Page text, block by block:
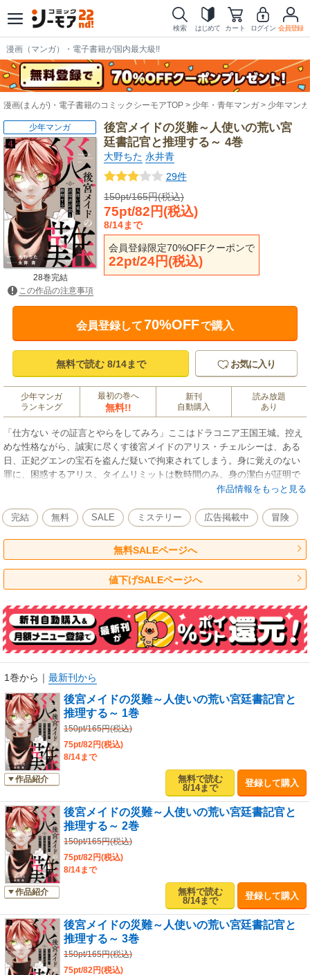
検索 はじめて カート ログイン 会員登録
漫画（マンガ）・電子書籍が国内最大級!!
漫画(まんが)・電子書籍のコミックシーモアTOP 少年・青年マンガ 少年マンガ
後宮メイドの災難～人使いの荒い宮
廷書記官と推理する～ 4巻
大野ちた 永井青
29件
150pt/165円(税込)
75pt/82円(税込)
8/14まで
会員登録限定70%OFFクーポンで
22pt/24円(税込)
少年マンガ
28巻完結
この作品の注意事項
会員登録して70%OFFで購入
無料で読む 8/14まで お気に入り
少年マンガ
ランキング
最初の巻へ
無料!!
新刊
自動購入
読み放題
あり
「仕方ない その証言とやらをしてみろ」ここはドラコニア王国王城。控え
めな性格ながら、誠実に尽くす後宮メイドのアリス・チェルシーは、ある
日、正妃グエンの宝石を盗んだ疑いで拘束されてしまう。身に覚えのない
罪に、困惑するアリス。タイムリミットは数時間のみ。身の潔白が証明で
きなければ、すぐさま処刑されてしまう絶対絶命のピンチの中、突如、謎
の記憶…。刑事時代の捜査力を活かし、自らに濡れ衣を着せた犯人を見つ
けるため、彼女は真相の糸をたぐり始める。――さあ、無実の証明をはじ
めよう。
作品情報をもっと見る
完結 無料 SALE ミステリー 広告掲載中 冒険
無料SALEページへ
値下げSALEページへ
1巻から ｜ 最新刊から
作品紹介
後宮メイドの災難～人使いの荒い宮廷書記官と
推理する～ 1巻
150pt/165円(税込)
75pt/82円(税込)
8/14まで
無料で読む
8/14まで
登録して購入
作品紹介
後宮メイドの災難～人使いの荒い宮廷書記官と
推理する～ 2巻
150pt/165円(税込)
75pt/82円(税込)
8/14まで
無料で読む
8/14まで
登録して購入
後宮メイドの災難～人使いの荒い宮廷書記官と
推理する～ 3巻
150pt/165円(税込)
75pt/82円(税込)